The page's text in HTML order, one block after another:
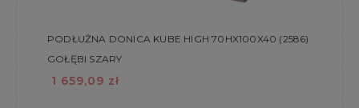
PODŁUŻNA DONICA KUBE HIGH 70HX100X40 (2586)
GOŁĘBI SZARY
1 659,09 zł